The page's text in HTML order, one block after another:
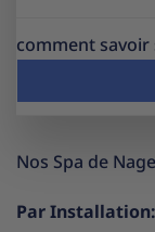
comment
Nos Spa de Nage
Par Installation: